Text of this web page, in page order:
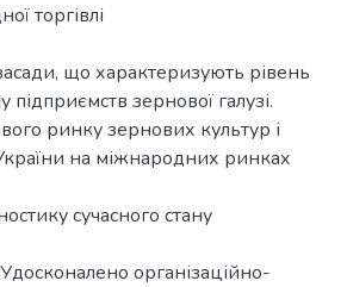
торгівлі
що характеризують рівень
зернової галузі.
ринку зернових культур і
на міжнародних ринках
сучасного стану
організаційно-